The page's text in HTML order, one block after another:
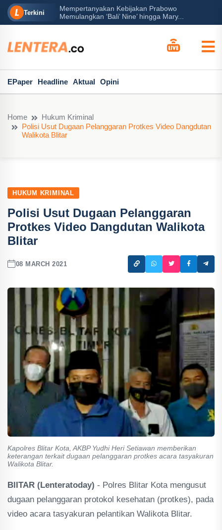
Terkini
Mempertanyakan Kebijakan Prabowo
Memulangkan ‘Bali’ Nine’ hingga Mary...
EPaper Headline Aktual Opini
Home
Hukum Kriminal
Polisi Usut Dugaan Pelanggaran Protkes Video Dangdutan
Walikota Blitar
HUKUM KRIMINAL
Polisi Usut Dugaan Pelanggaran
Protkes Video Dangdutan Walikota
Blitar
08 MARCH 2021
Kapolres Blitar Kota, AKBP Yudhi Heri Setiawan memberikan
keterangan terkait dugaan pelanggaran protkes acara tasyakuran
Walikota Blitar.
BlITAR (Lenteratoday) - Polres Blitar Kota mengusut
dugaan pelanggaran protokol kesehatan (protkes), pada
video acara tasyakuran pelantikan Walikota Blitar.